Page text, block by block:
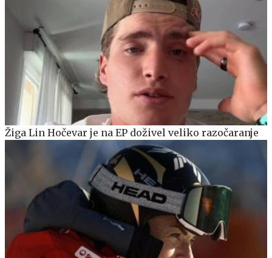
Žiga Lin Hočevar je na EP doživel veliko razočaranje